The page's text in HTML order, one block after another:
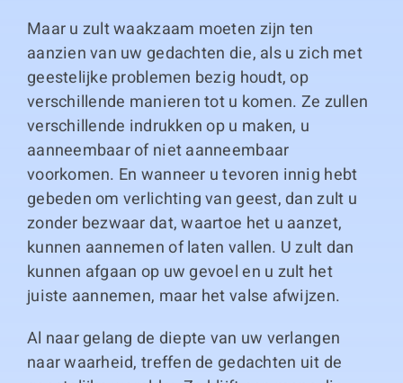
Maar u zult waakzaam moeten zijn ten
aanzien van uw gedachten die, als u zich met
geestelijke problemen bezig houdt, op
verschillende manieren tot u komen. Ze zullen
verschillende indrukken op u maken, u
aanneembaar of niet aanneembaar
voorkomen. En wanneer u tevoren innig hebt
gebeden om verlichting van geest, dan zult u
zonder bezwaar dat, waartoe het u aanzet,
kunnen aannemen of laten vallen. U zult dan
kunnen afgaan op uw gevoel en u zult het
juiste aannemen, maar het valse afwijzen.
Al naar gelang de diepte van uw verlangen
naar waarheid, treffen de gedachten uit de